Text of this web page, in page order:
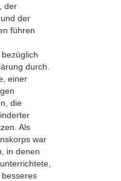
der
der
führen
durch.
einer
die
Als
war
in denen